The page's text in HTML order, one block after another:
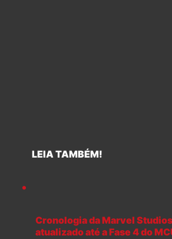
LEIA TAMBÉM!
Cronologia da Marvel
atualizado até a Fase 4 do